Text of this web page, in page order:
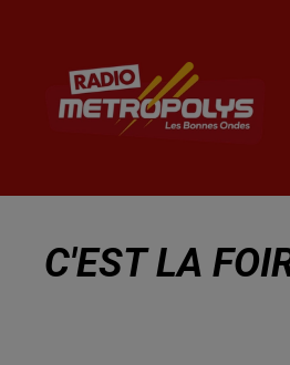
C'EST LA